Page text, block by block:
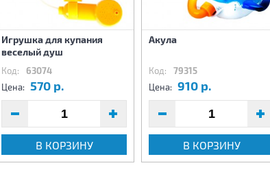
Игрушка для купания
веселый душ
Код: 63074
Цена: 570 р.
В КОРЗИНУ
Акула
Код: 79315
Цена: 910 р.
В КОРЗИНУ